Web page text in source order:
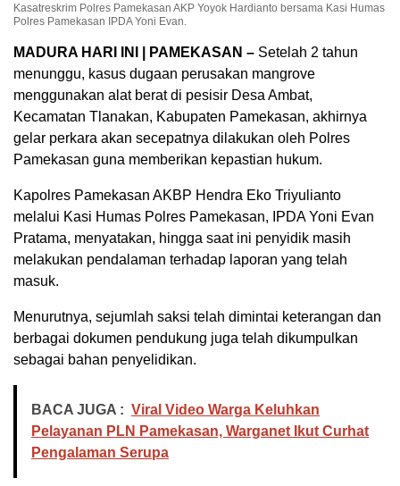
Kasatreskrim Polres Pamekasan AKP Yoyok Hardianto bersama Kasi Humas
Polres Pamekasan IPDA Yoni Evan.
MADURA HARI INI | PAMEKASAN – Setelah 2 tahun
menunggu, kasus dugaan perusakan mangrove
menggunakan alat berat di pesisir Desa Ambat,
Kecamatan Tlanakan, Kabupaten Pamekasan, akhirnya
gelar perkara akan secepatnya dilakukan oleh Polres
Pamekasan guna memberikan kepastian hukum.
Kapolres Pamekasan AKBP Hendra Eko Triyulianto
melalui Kasi Humas Polres Pamekasan, IPDA Yoni Evan
Pratama, menyatakan, hingga saat ini penyidik masih
melakukan pendalaman terhadap laporan yang telah
masuk.
Menurutnya, sejumlah saksi telah dimintai keterangan dan
berbagai dokumen pendukung juga telah dikumpulkan
sebagai bahan penyelidikan.
BACA JUGA : Viral Video Warga Keluhkan
Pelayanan PLN Pamekasan, Warganet Ikut Curhat
Pengalaman Serupa